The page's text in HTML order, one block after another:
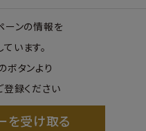
ーンの情報を
います。
ボタンより
登録ください
を受け取る